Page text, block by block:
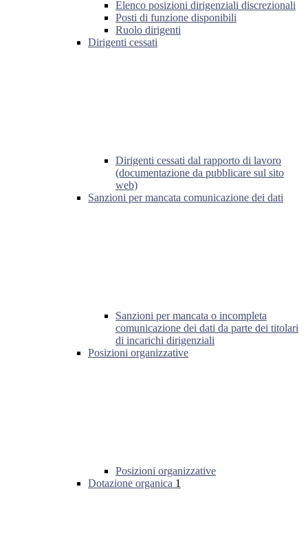
Elenco posizioni dirigenziali discrezionali
Posti di funzione disponibili
Ruolo dirigenti
Dirigenti cessati
Dirigenti cessati dal rapporto di lavoro
(documentazione da pubblicare sul sito
web)
Sanzioni per mancata comunicazione dei dati
Sanzioni per mancata o incompleta
comunicazione dei dati da parte dei titolari
di incarichi dirigenziali
Posizioni organizzative
Posizioni organizzative
Dotazione organica 1